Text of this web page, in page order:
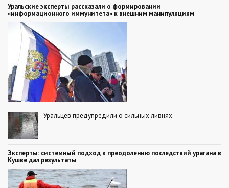
Уральские эксперты рассказали о формировании
«информационного иммунитета» к внешним манипуляциям
Уральцев предупредили о сильных ливнях
Эксперты: системный подход к преодолению последствий урагана в
Кушве дал результаты